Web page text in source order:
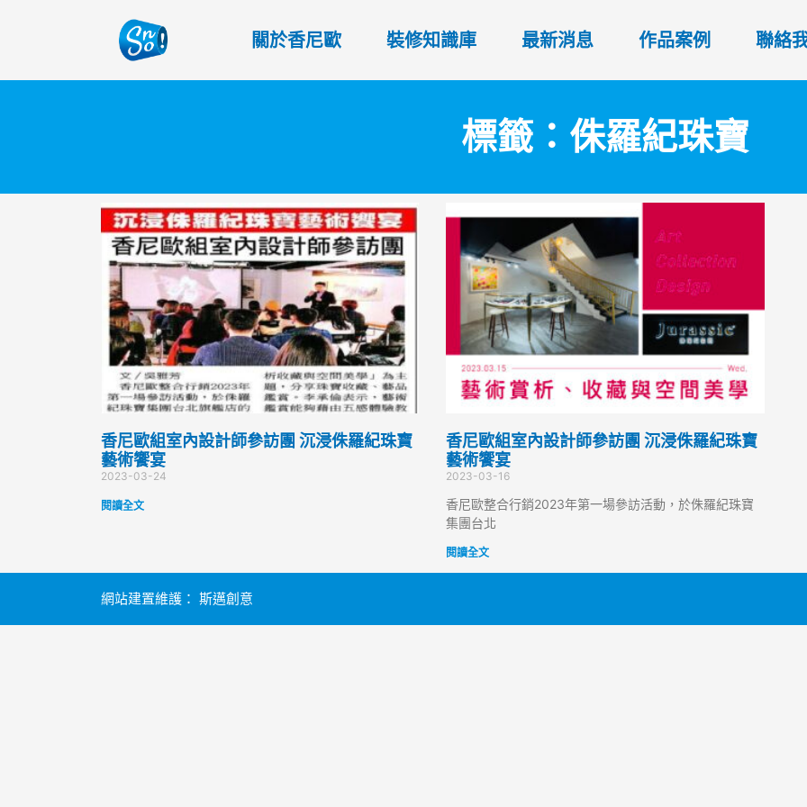
關於香尼歐 裝修知識庫 最新消息 作品案例 聯絡
標籤：侏羅紀珠寶
香尼歐組室內設計師參訪團 沉浸侏羅紀珠寶
藝術饗宴
2023-03-24
閱讀全文
香尼歐組室內設計師參訪團 沉浸侏羅紀珠寶
藝術饗宴
2023-03-16
香尼歐整合行銷2023年第一場參訪活動，於侏羅紀珠寶
集團台北
閱讀全文
網站建置維護： 斯邁創意